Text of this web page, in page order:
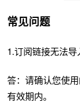
常见问题
1.订阅链接无法导
答：请确认您使
有效期内。